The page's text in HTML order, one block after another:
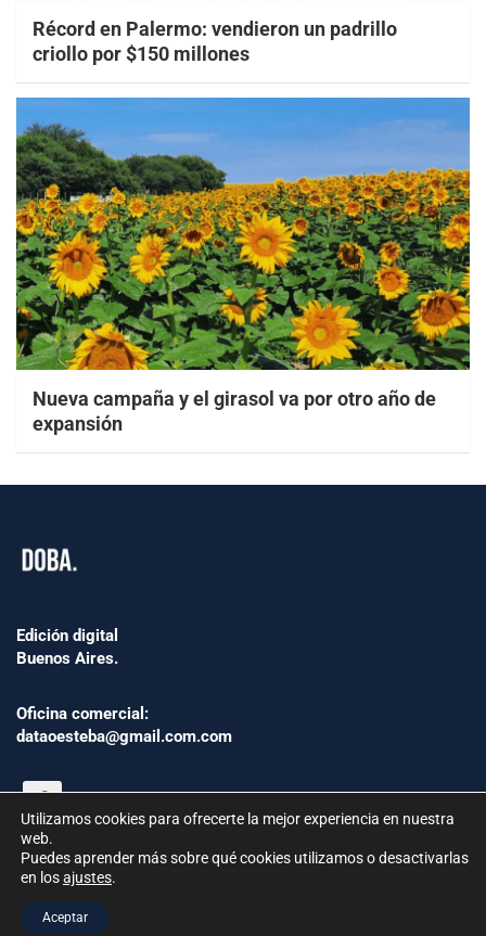
Récord en Palermo: vendieron un padrillo
criollo por $150 millones
Nueva campaña y el girasol va por otro año de
expansión
Edición digital
Buenos Aires.
Oficina comercial:
dataoesteba@gmail.com.com
República Argentina | Todos los derechos reservados.
Utilizamos cookies para ofrecerte la mejor experiencia en nuestra
web.
Puedes aprender más sobre qué cookies utilizamos o desactivarlas
en losajustes.
Aceptar